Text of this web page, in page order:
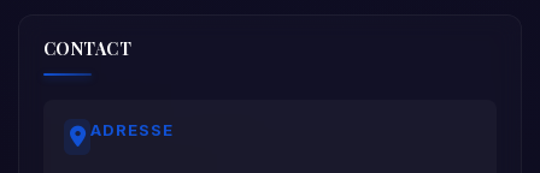
CONTACT
ADRESSE